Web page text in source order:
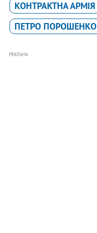
КОНТРАКТНА АРМІЯ
ПЕТРО ПОРОШЕНКО
РЕКЛАМА